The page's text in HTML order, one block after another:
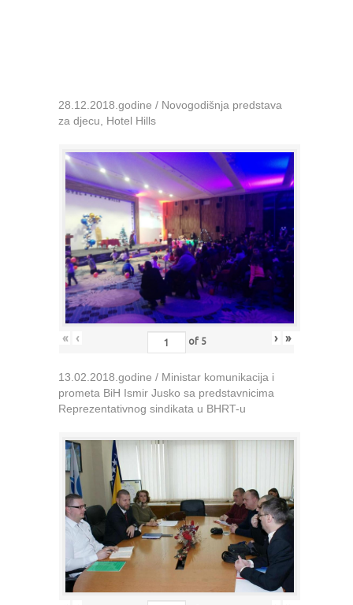
28.12.2018.godine / Novogodišnja predstava
za djecu, Hotel Hills
« ‹ of 5 › »
13.02.2018.godine / Ministar komunikacija i
prometa BiH Ismir Jusko sa predstavnicima
Reprezentativnog sindikata u BHRT-u